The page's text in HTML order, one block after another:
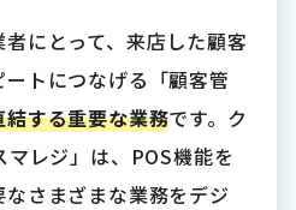
にとって、来店した顧客
トにつなげる「顧客管
する重要な業務です。ク
レジ」は、POS機能を
さまざまな業務をデジ